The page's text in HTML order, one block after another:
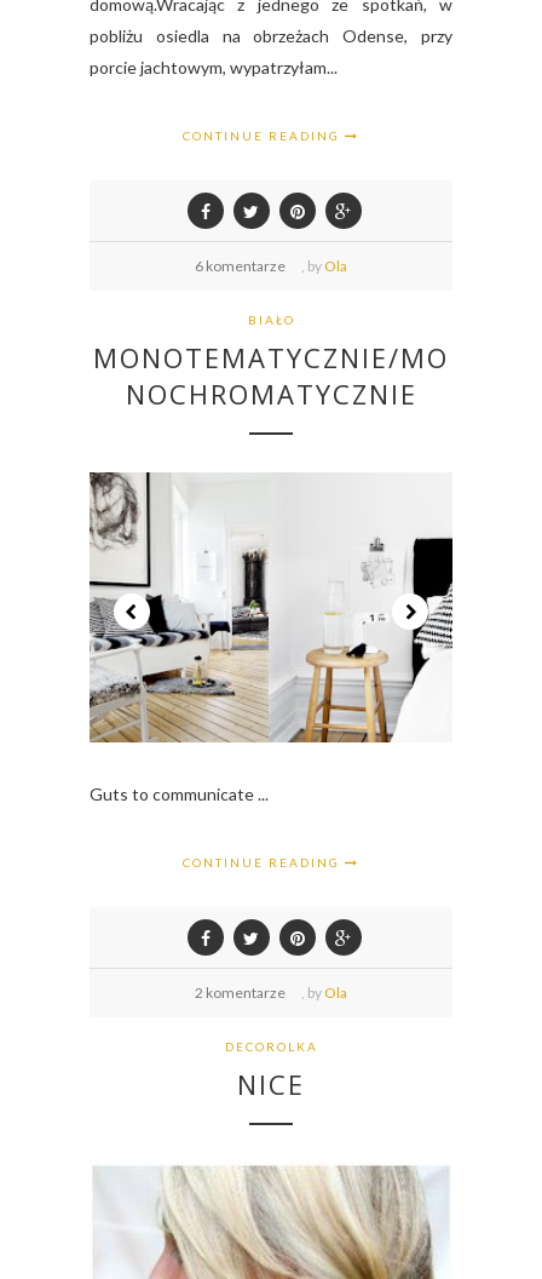
pobliżu osiedla na obrzeżach Odense, przy
porcie jachtowym, wypatrzyłam...
CONTINUE READING
6 komentarze by Ola
BIAŁO
MONOTEMATYCZNIE/MO
NOCHROMATYCZNIE
Guts to communicate ...
CONTINUE READING
2 komentarze by Ola
DECOROLKA
NICE